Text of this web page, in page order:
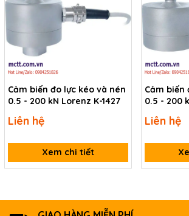
Cảm biến đo lực kéo và nén
0.5 - 200 kN Lorenz K-1427
Liên hệ
Xem chi tiết
Cảm biến
0.5 - 200
Liên hệ